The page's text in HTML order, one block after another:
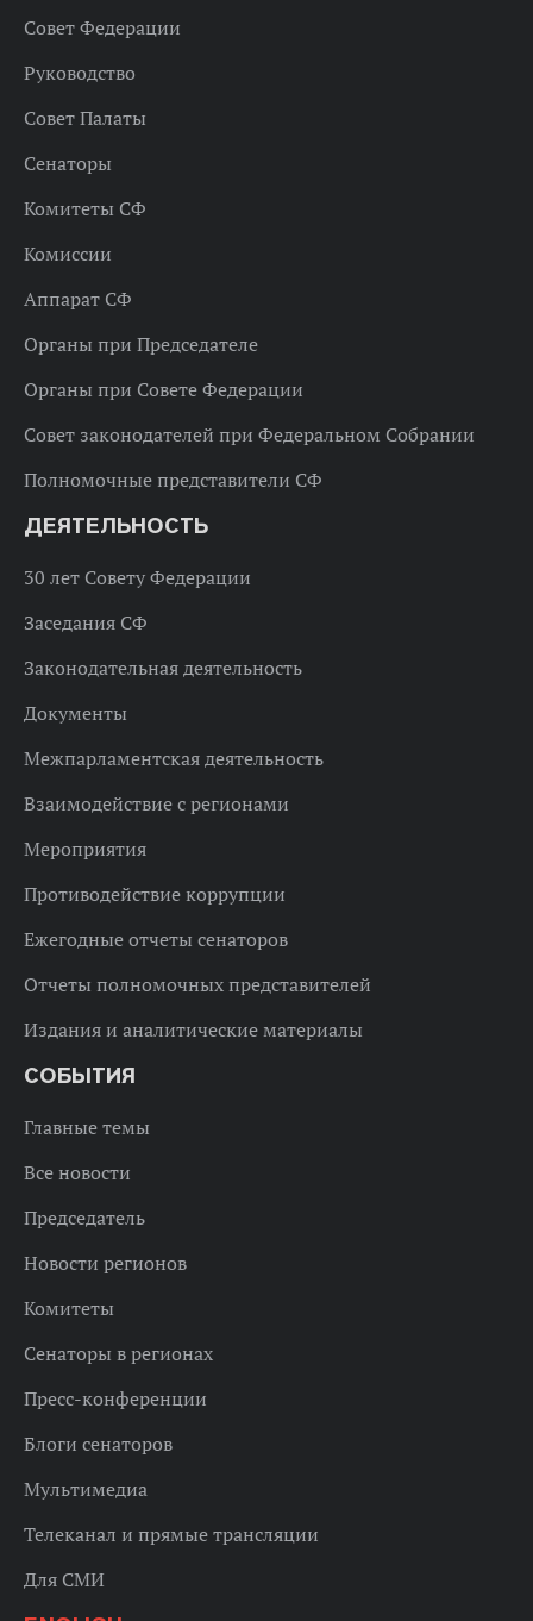
Совет Федерации
Руководство
Совет Палаты
Сенаторы
Комитеты СФ
Комиссии
Аппарат СФ
Органы при Председателе
Органы при Совете Федерации
Совет законодателей при Федеральном Собрании
Полномочные представители СФ
ДЕЯТЕЛЬНОСТЬ
30 лет Совету Федерации
Заседания СФ
Законодательная деятельность
Документы
Межпарламентская деятельность
Взаимодействие с регионами
Мероприятия
Противодействие коррупции
Ежегодные отчеты сенаторов
Отчеты полномочных представителей
Издания и аналитические материалы
СОБЫТИЯ
Главные темы
Все новости
Председатель
Новости регионов
Комитеты
Сенаторы в регионах
Пресс-конференции
Блоги сенаторов
Мультимедиа
Телеканал и прямые трансляции
Для СМИ